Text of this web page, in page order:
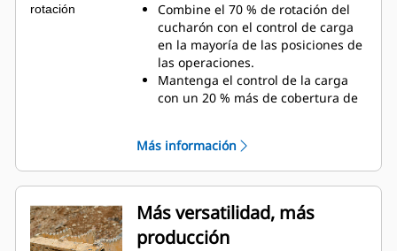
Combine el 70 % de rotación del
cucharón con el control de carga
en la mayoría de las posiciones de
las operaciones.
Mantenga el control de la carga
con un 20 % más de cobertura de
Realice con facilidad tareas debajo
de la superficie y verticales.
Aumente la productividad de la
máquina desde la excavación
hasta la manipulación de
materiales.
Más información
Más versatilidad, más
producción